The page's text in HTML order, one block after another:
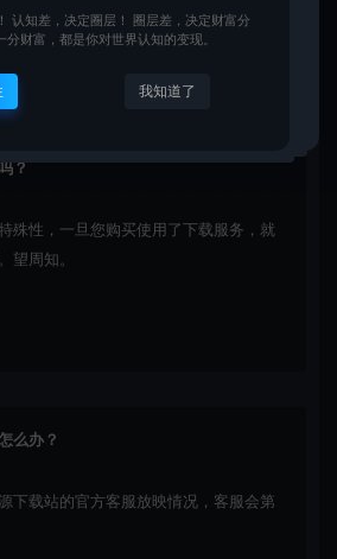
？
殊性，一旦您购买使用了下载服务，就
望周知。
么办？
下载站的官方客服放映情况，客服会第
认知差，决定圈层！ 圈层差，决定财富分
分财富，都是你对世界认知的变现。
我知道了